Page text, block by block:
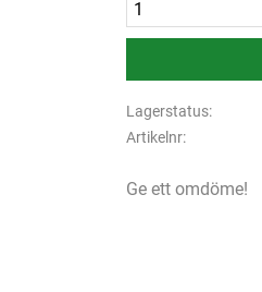
Lagerstatus
Artikelnr
Ge ett omdöme!